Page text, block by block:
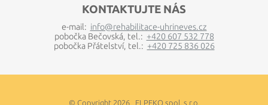
KONTAKTUJTE NÁS
e-mail: info@rehabilitace-uhrineves.cz
pobočka Bečovská, tel.: +420 607 532 778
pobočka Přátelství, tel.: +420 725 836 026
© Copyright 2026 ELPEKO spol. s r.o.